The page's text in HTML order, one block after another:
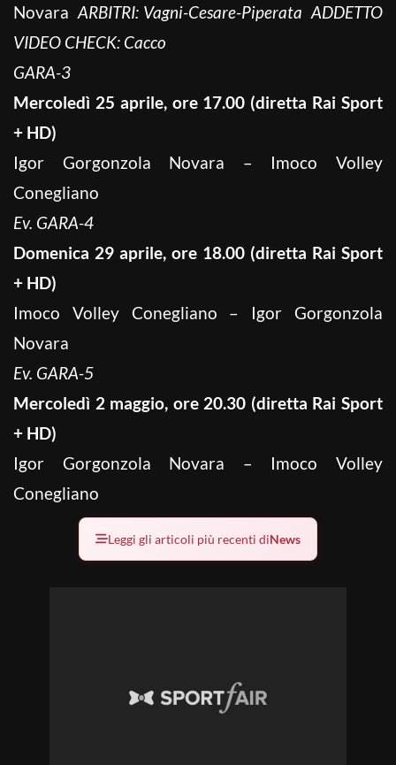
Novara ARBITRI: Vagni-Cesare-Piperata ADDETTO
VIDEO CHECK: Cacco
GARA-3
Mercoledì 25 aprile, ore 17.00 (diretta Rai Sport
+ HD)
Igor Gorgonzola Novara – Imoco Volley
Conegliano
Ev. GARA-4
Domenica 29 aprile, ore 18.00 (diretta Rai Sport
+ HD)
Imoco Volley Conegliano – Igor Gorgonzola
Novara
Ev. GARA-5
Mercoledì 2 maggio, ore 20.30 (diretta Rai Sport
+ HD)
Igor Gorgonzola Novara – Imoco Volley
Conegliano
Leggi gli articoli più recenti diNews